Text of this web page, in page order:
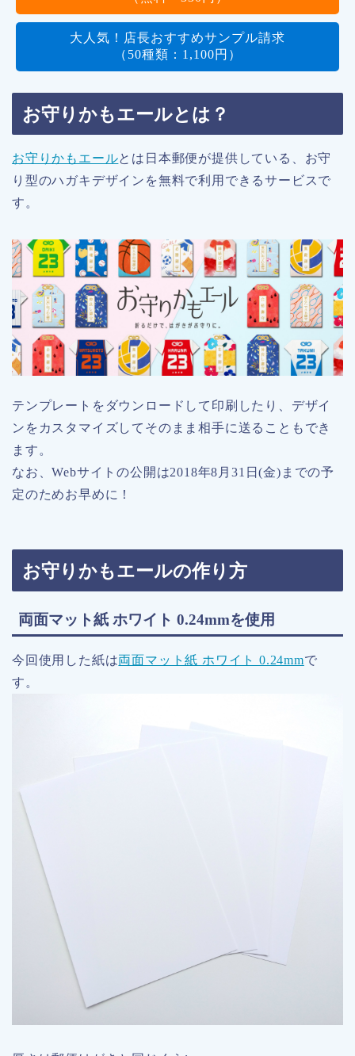
大人気！店長おすすめサンプル請求
（50種類：1,100円）
お守りかもエールとは？
お守りかもエールとは日本郵便が提供している、お守
り型のハガキデザインを無料で利用できるサービスで
す。
テンプレートをダウンロードして印刷したり、デザイ
ンをカスタマイズしてそのまま相手に送ることもでき
ます。
なお、Webサイトの公開は2018年8月31日(金)までの予
定のためお早めに！
お守りかもエールの作り方
両面マット紙 ホワイト 0.24mmを使用
今回使用した紙は両面マット紙 ホワイト 0.24mmで
す。